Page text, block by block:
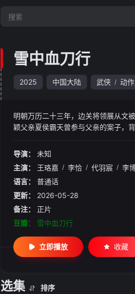
雪中血刀行
2025 中国大陆 武侠 / 动
明朝万历二十三年，边关将领展从文
颖父亲夏侯霸天曾参与父亲的案子，
导演：
未知
主演：
王珞嘉 / 李恰 / 代羽宸 / 李
语言：
普通话
更新：
2026-05-28
备注：
正片
豆瓣：
雪中血刀行
立即播放 收藏
选集 排序